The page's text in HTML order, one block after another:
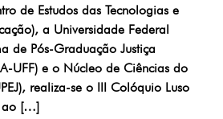
de Estudos das Tecnologias e
a Universidade Federal
de Pós-Graduação Justiça
UFF) e o Núcleo de Ciências do
realiza-se o III Colóquio Luso
ao […]